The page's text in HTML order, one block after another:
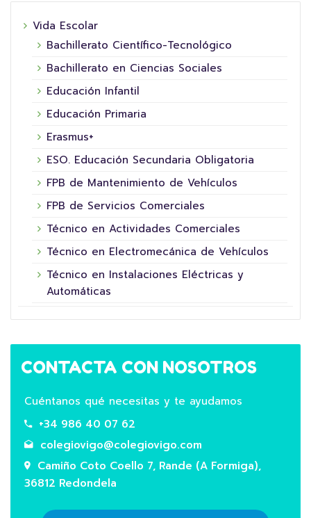
Vida Escolar
Bachillerato Científico-Tecnológico
Bachillerato en Ciencias Sociales
Educación Infantil
Educación Primaria
Erasmus+
ESO. Educación Secundaria Obligatoria
FPB de Mantenimiento de Vehículos
FPB de Servicios Comerciales
Técnico en Actividades Comerciales
Técnico en Electromecánica de Vehículos
Técnico en Instalaciones Eléctricas y
Automáticas
CONTACTA CON NOSOTROS
Cuéntanos qué necesitas y te ayudamos
+34 986 40 07 62
colegiovigo@colegiovigo.com
Camiño Coto Coello 7, Rande (A Formiga),
36812 Redondela